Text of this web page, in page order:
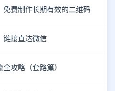
费制作长期有效的二维码
链接直达微信
攻略（套路篇）